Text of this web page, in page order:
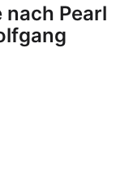
Pearl